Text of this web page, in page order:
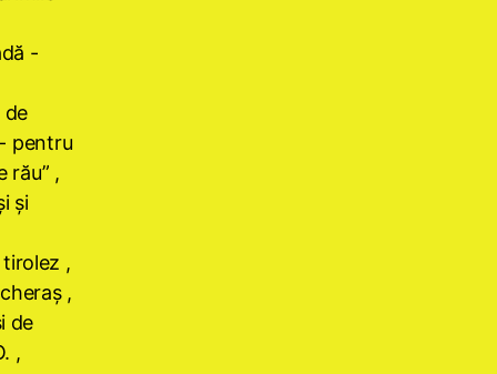
-
de
pentru
rău” ,
şi
,
,
de
,